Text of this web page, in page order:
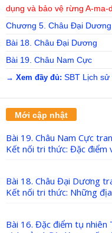
dụng và bảo vệ rừng A-ma-
Chương 5. Châu Đại
Bài 18. Châu Đại Dương
Bài 19. Châu Nam Cực
→ Xem đầy đủ: SBT Lịch
Mới cập nhật
Bài 19. Châu Nam Cực
Kết nối tri thức: Đặc điểm
Bài 18. Châu Đại Dương
Kết nối tri thức: Những địa
Bài 16. Đặc điểm tụ